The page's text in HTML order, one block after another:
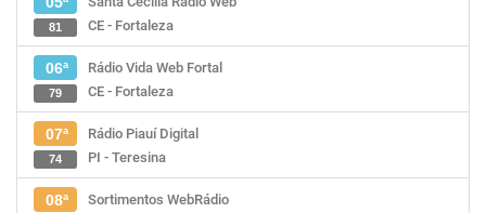
CE - Fortaleza
81
06ª
Rádio Vida Web Fortal
CE - Fortaleza
79
07ª
Rádio Piauí Digital
PI - Teresina
74
08ª
Sortimentos WebRádio